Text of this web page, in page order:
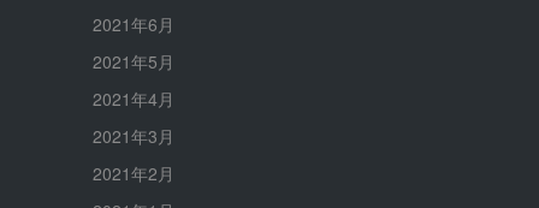
2021年6月
2021年5月
2021年4月
2021年3月
2021年2月